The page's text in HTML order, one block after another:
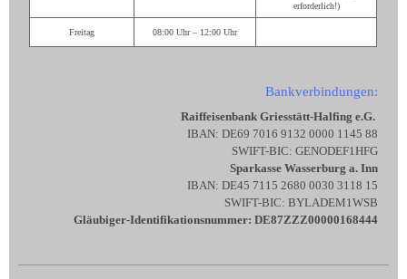
erforderlich!)
Freitag 08:00 Uhr – 12:00 Uhr
Bankverbindungen:
Raiffeisenbank Griesstätt-Halfing e.G.
IBAN: DE69 7016 9132 0000 1145 88
SWIFT-BIC: GENODEF1HFG
Sparkasse Wasserburg a. Inn
IBAN: DE45 7115 2680 0030 3118 15
SWIFT-BIC: BYLADEM1WSB
Gläubiger-Identifikationsnummer: DE87ZZZ00000168444